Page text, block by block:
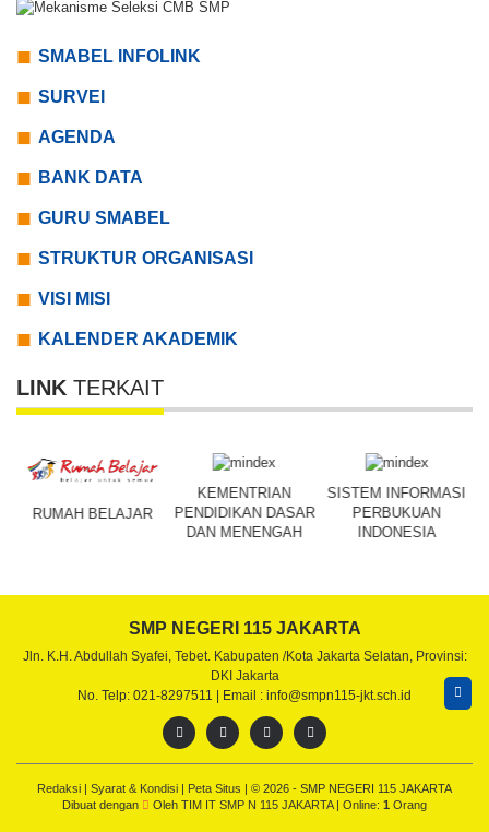
SMABEL INFOLINK
SURVEI
AGENDA
BANK DATA
GURU SMABEL
STRUKTUR ORGANISASI
VISI MISI
KALENDER AKADEMIK
LINK TERKAIT
RUMAH BELAJAR
KEMENTRIAN
PENDIDIKAN DASAR
DAN MENENGAH
SISTEM INFORMASI
PERBUKUAN
INDONESIA
SMP NEGERI 115 JAKARTA
Jln. K.H. Abdullah Syafei, Tebet. Kabupaten /Kota Jakarta Selatan, Provinsi:
DKI Jakarta
No. Telp: 021-8297511 | Email : info@smpn115-jkt.sch.id
Redaksi | Syarat & Kondisi | Peta Situs | © 2026 - SMP NEGERI 115 JAKARTA
Dibuat dengan
Oleh TIM IT SMP N 115 JAKARTA | Online: 1 Orang